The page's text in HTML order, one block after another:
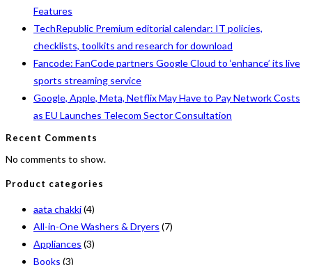
Features
TechRepublic Premium editorial calendar: IT policies,
checklists, toolkits and research for download
Fancode: FanCode partners Google Cloud to ‘enhance’ its live
sports streaming service
Google, Apple, Meta, Netflix May Have to Pay Network Costs
as EU Launches Telecom Sector Consultation
Recent Comments
No comments to show.
Product categories
aata chakki(4)
All-in-One Washers & Dryers (7)
Appliances (3)
Books (3)